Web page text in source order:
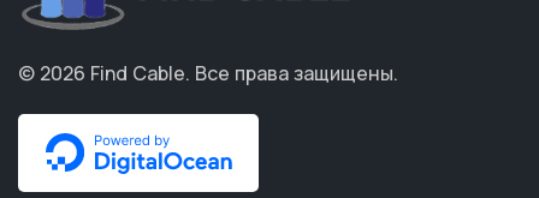
© 2026 Find Cable. Все права защищены.